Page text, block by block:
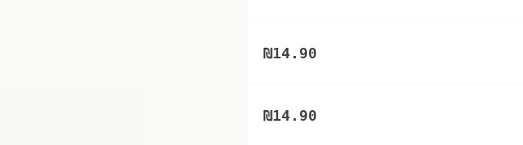
₪14.90
₪14.90